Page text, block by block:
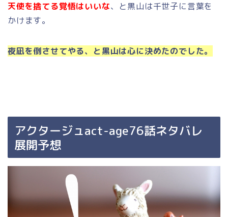
天使を捨てる覚悟はいいな、と黒山は千世子に言葉を
かけます。
夜凪を倒させてやる、と黒山は心に決めたのでした。
アクタージュact-age76話ネタバレ
展開予想